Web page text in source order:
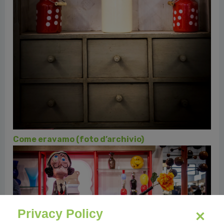
Atmosfere vintage e Old Style Money a
Mercanteinfiera (foto d’archivio)
Privacy Policy